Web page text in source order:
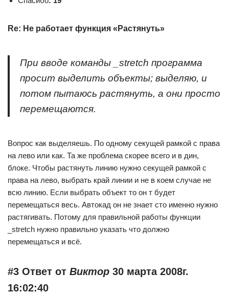
Re: Не работает функция «Растянуть»
При вводе команды _stretch программа
просит выделить объекты; выделяю, и
потом пытаюсь растянуть, а они просто
перемещаются.
Вопрос как выделяешь. По одному секущей рамкой с права
на лево или как. Та же проблема скорее всего и в дин,
блоке. Чтобы растянуть линию нужно секущей рамкой с
права на лево, выбрать край линии и не в коем случае не
всю линию. Если выбрать объект то он т будет
перемещаться весь. Автокад он не знает сто именно нужно
растягивать. Потому для правильной работы функции
_stretch нужно правильно указать что должно
перемещаться и всё.
#3 Ответ от Виктор 30 марта 2008г.
16:02:40